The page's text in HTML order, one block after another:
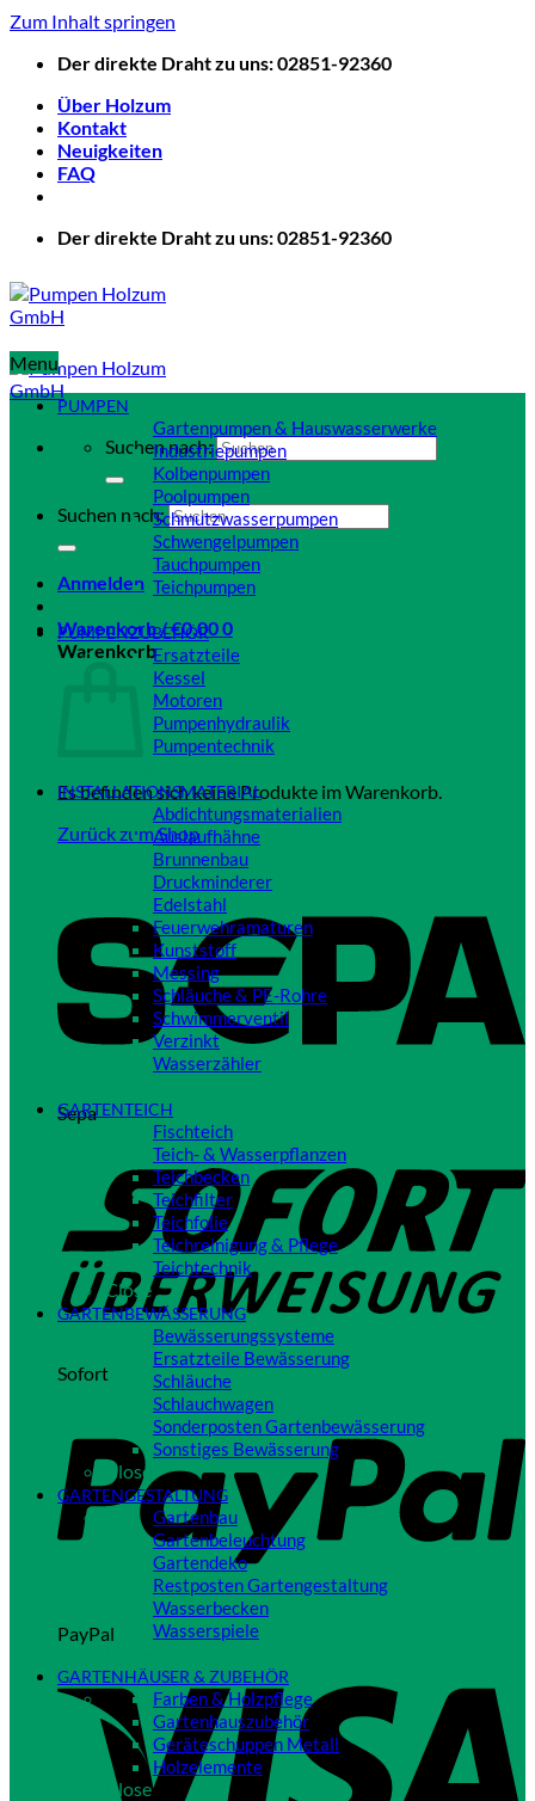
Zum Inhalt springen
Der direkte Draht zu uns: 02851-92360
Über Holzum
Kontakt
Neuigkeiten
FAQ
Der direkte Draht zu uns: 02851-92360
Suchen nach:
Suchen nach:
Anmelden
Warenkorb /€0,000
Warenkorb
Es befinden sich keine Produkte im Warenkorb.
Zurück zum Shop
Sepa
Sofort
PayPal
Menu
PUMPEN
Gartenpumpen & Hauswasserwerke
Industriepumpen
Kolbenpumpen
Poolpumpen
Schmutzwasserpumpen
Schwengelpumpen
Tauchpumpen
Teichpumpen
PUMPENZUBEHÖR
Ersatzteile
Kessel
Motoren
Pumpenhydraulik
Pumpentechnik
INSTALLATIONSMATERIAL
Abdichtungsmaterialien
Auslaufhähne
Brunnenbau
Druckminderer
Edelstahl
Feuerwehramaturen
Kunststoff
Messing
Schläuche & PE-Rohre
Schwimmerventil
Verzinkt
Wasserzähler
GARTENTEICH
Fischteich
Teich- & Wasserpflanzen
Teichbecken
Teichfilter
Teichfolie
Teichreinigung & Pflege
Teichtechnik
Close
GARTENBEWÄSSERUNG
Bewässerungssysteme
Ersatzteile Bewässerung
Schläuche
Schlauchwagen
Sonderposten Gartenbewässerung
Sonstiges Bewässerung
Close
GARTENGESTALTUNG
Gartenbau
Gartenbeleuchtung
Gartendeko
Restposten Gartengestaltung
Wasserbecken
Wasserspiele
GARTENHÄUSER & ZUBEHÖR
Farben & Holzpflege
Gartenhauszubehör
Geräteschuppen Metall
Holzelemente
Close